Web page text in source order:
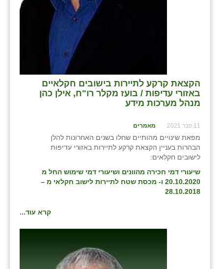
הקצאת קרקע לתיירות בישובים חקלאיים
באזורי עדיפות / בועז מקלר רו"ח, אילן כהן
מנהל מערכות מידע
11 פבר 2021 מאמרים
מפאת שינויים מהותיים שחלו בשנים האחרונות להלן
הבהרות בעניין הקצאת קרקע לתיירות באזורי עדיפות
לישובים חקלאים:
שיעורי דמי חכירה מהוונים ושיעורי דמי שימוש החל מ
20.10.2020 ו- מכסת שטח לתיירות לישוב חקלאי מ –
28.10.2018
קרא עוד...